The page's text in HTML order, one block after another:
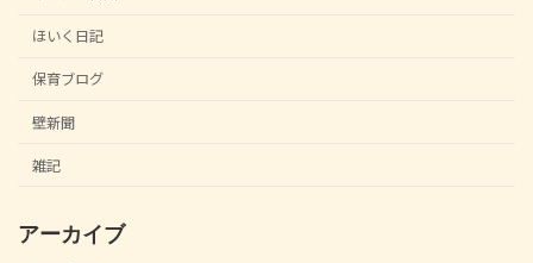
ほいく日記
保育ブログ
壁新聞
雑記
アーカイブ